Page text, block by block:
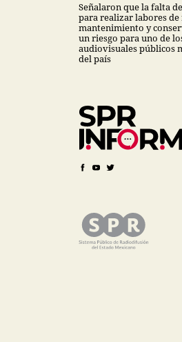
Señalaron que la falta
para realizar labores
mantenimiento y
un riesgo para uno de
audiovisuales públicos
del país